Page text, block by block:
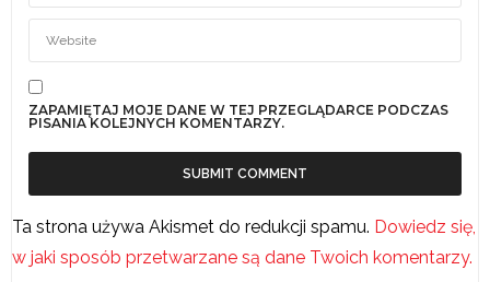
ZAPAMIĘTAJ MOJE DANE W TEJ PRZEGLĄDARCE PODCZAS
PISANIA KOLEJNYCH KOMENTARZY.
Ta strona używa Akismet do redukcji spamu. Dowiedz się,
w jaki sposób przetwarzane są dane Twoich komentarzy.